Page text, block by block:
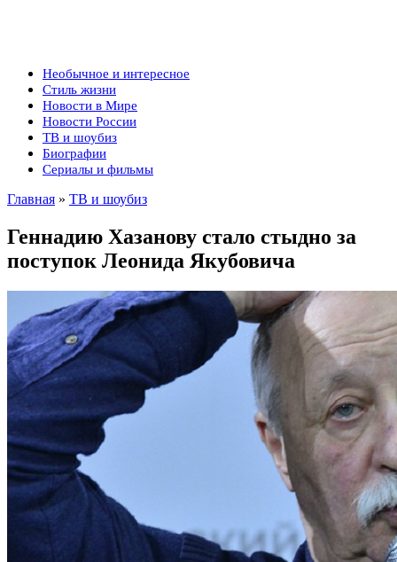
Необычное и интересное
Стиль жизни
Новости в Мире
Новости России
ТВ и шоубиз
Биографии
Сериалы и фильмы
Главная » ТВ и шоубиз
Геннадию Хазанову стало стыдно за
поступок Леонида Якубовича